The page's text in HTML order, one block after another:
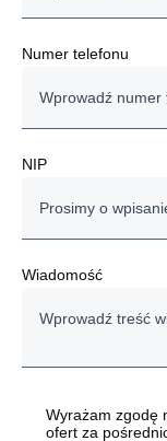
Numer telefonu
NIP
Wiadomość
Wyrażam zgodę
ofert za